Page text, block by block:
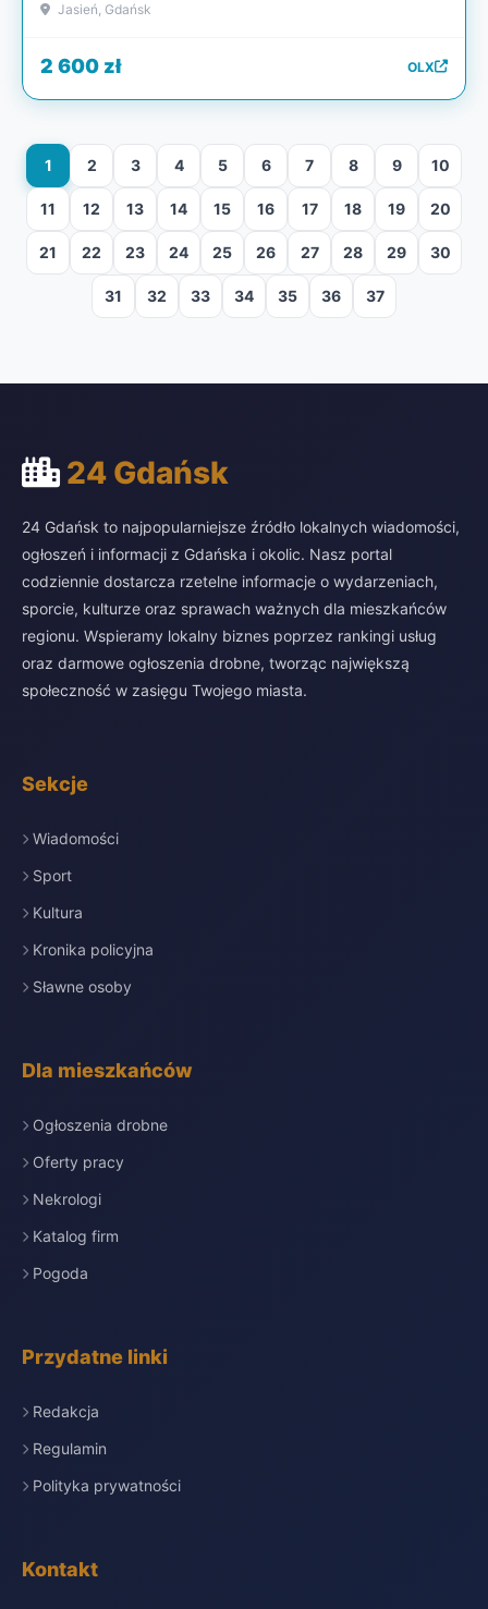
Jasień, Gdańsk
2 600 zł OLX
1 2 3 4 5 6 7 8 9 10
11 12 13 14 15 16 17 18 19 20
21 22 23 24 25 26 27 28 29 30
31 32 33 34 35 36 37
24 Gdańsk
24 Gdańsk to najpopularniejsze źródło lokalnych wiadomości,
ogłoszeń i informacji z Gdańska i okolic. Nasz portal
codziennie dostarcza rzetelne informacje o wydarzeniach,
sporcie, kulturze oraz sprawach ważnych dla mieszkańców
regionu. Wspieramy lokalny biznes poprzez rankingi usług
oraz darmowe ogłoszenia drobne, tworząc największą
społeczność w zasięgu Twojego miasta.
Sekcje
Wiadomości
Sport
Kultura
Kronika policyjna
Sławne osoby
Dla mieszkańców
Ogłoszenia drobne
Oferty pracy
Nekrologi
Katalog firm
Pogoda
Przydatne linki
Redakcja
Regulamin
Polityka prywatności
Kontakt